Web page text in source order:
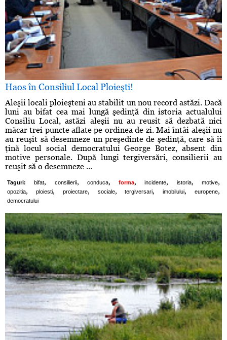
Haos în Consiliul Local Ploieşti!
Aleşii locali ploieşteni au stabilit un nou record astăzi. Dacă
luni au bifat cea mai lungă şedinţă din istoria actualului
Consiliu Local, astăzi aleşii nu au reusit să dezbată nici
măcar trei puncte aflate pe ordinea de zi. Mai întâi aleşii nu
au reuşit să desemneze un preşedinte de şedinţă, care să îi
ţină locul social democratului George Botez, absent din
motive personale. După lungi tergiversări, consilierii au
reuşit să o desemneze ...
Taguri: bifat, consilierii, conduca, forma, incidente, istoria, motive,
opozitia, ploiesti, proiectare, sociale, tergiversari, imobilului, europene,
democratului